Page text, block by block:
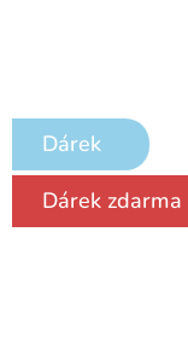
Dárek
Dárek zdarma